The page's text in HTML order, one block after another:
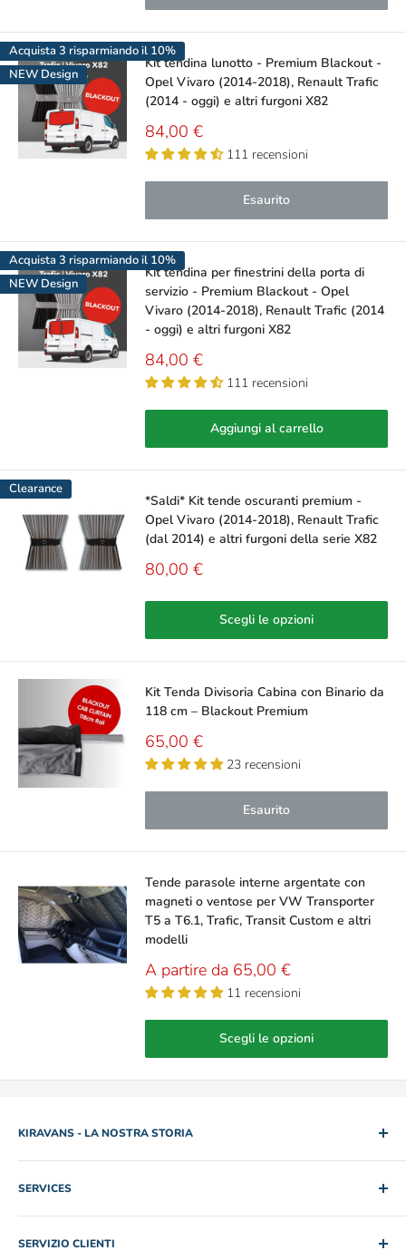
Acquista 3 risparmiando il 10%
NEW Design
Kit tendina lunotto - Premium Blackout -
Opel Vivaro (2014-2018), Renault Trafic
(2014 - oggi) e altri furgoni X82
Prezzo
scontato
84,00 €
111 recensioni
Esaurito
Acquista 3 risparmiando il 10%
NEW Design
Kit tendina per finestrini della porta di
servizio - Premium Blackout - Opel
Vivaro (2014-2018), Renault Trafic (2014
- oggi) e altri furgoni X82
Prezzo
scontato
84,00 €
111 recensioni
Aggiungi al carrello
Clearance
*Saldi* Kit tende oscuranti premium -
Opel Vivaro (2014-2018), Renault Trafic
(dal 2014) e altri furgoni della serie X82
Prezzo
80,00 €
Scegli le opzioni
Kit Tenda Divisoria Cabina con Binario da
118 cm – Blackout Premium
Prezzo
scontato
65,00 €
23 recensioni
Esaurito
Tende parasole interne argentate con
magneti o ventose per VW Transporter
T5 a T6.1, Trafic, Transit Custom e altri
modelli
Prezzo
scontato
A partire da 65,00 €
11 recensioni
Scegli le opzioni
KIRAVANS - LA NOSTRA STORIA
2005. Due fratelli. Un camper usato a noleggio. Rob e Mike
hanno lentamente abbandonato i lavori nel campo
dell'informatica e dell'ingegneria, mettendo insieme una
collezione di furgoni a noleggio per esplorare le Highlands
SERVICES
Politica Di Spedizione
Politica Di Reso
SERVIZIO CLIENTI